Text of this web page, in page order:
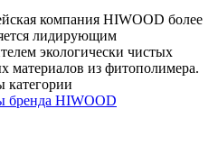
компания HIWOOD более
лидирующим
экологически чистых
материалов из фитополимера.
категории
бренда HIWOOD